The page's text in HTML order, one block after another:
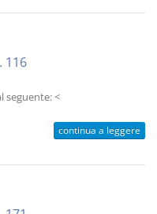
116
seguente: <
continua a leggere